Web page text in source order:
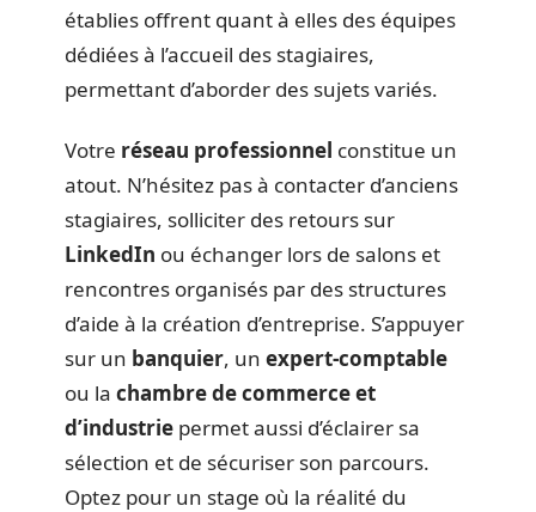
établies offrent quant à elles des équipes
dédiées à l’accueil des stagiaires,
permettant d’aborder des sujets variés.
Votre réseau professionnel constitue un
atout. N’hésitez pas à contacter d’anciens
stagiaires, solliciter des retours sur
LinkedIn ou échanger lors de salons et
rencontres organisés par des structures
d’aide à la création d’entreprise. S’appuyer
sur un banquier, un expert-comptable
ou la chambre de commerce et
d’industrie permet aussi d’éclairer sa
sélection et de sécuriser son parcours.
Optez pour un stage où la réalité du